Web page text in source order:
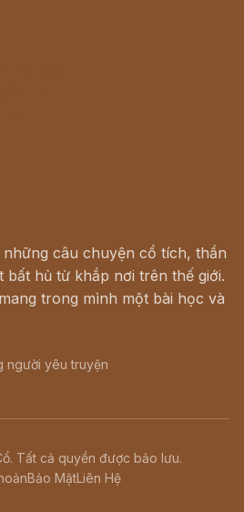
câu chuyện cổ tích, thần
hủ từ khắp nơi trên thế giới.
trong mình một bài học và
người yêu truyện
Tất cả quyền được bảo lưu.
Bảo MậtLiên Hệ